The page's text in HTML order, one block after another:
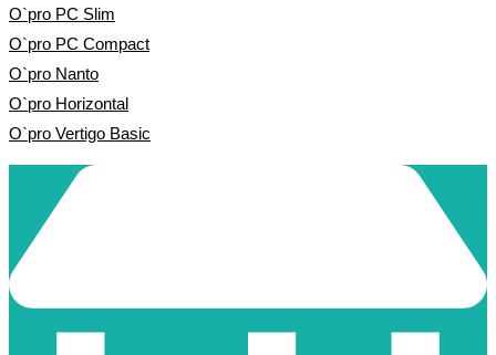
O`pro PC Slim
O`pro PC Compact
O`pro Nanto
O`pro Horizontal
O`pro Vertigo Basic